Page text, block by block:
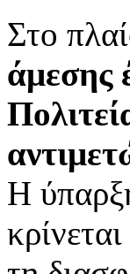
Στο
άμεσης
Η